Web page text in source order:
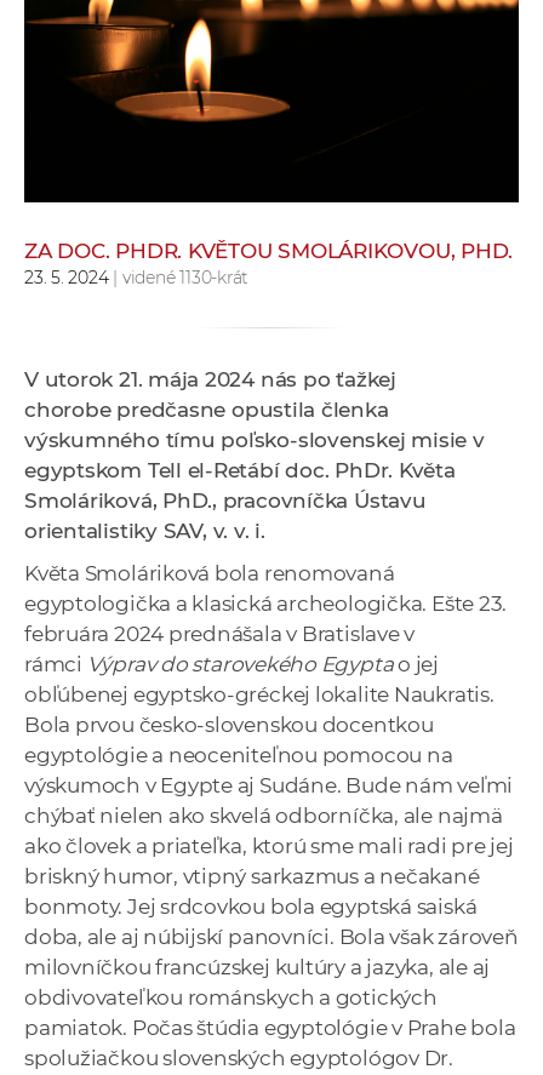
e
n
h
a
h
S
ZA DOC. PHDR. KVĚTOU SMOLÁRIKOVOU, PHD.
23. 5. 2024| videné 1130-krát
V utorok 21. mája 2024 nás po ťažkej
chorobepredčasne opustila členka
výskumného tímu poľsko-slovenskej misie v
egyptskom Tell el-Retábí doc. PhDr. Květa
Smoláriková, PhD., pracovníčka Ústavu
orientalistiky SAV, v. v. i.
Květa Smoláriková bola renomovaná
egyptologička a klasická archeologička. Ešte 23.
februára 2024 prednášala v Bratislave v
rámci Výprav do starovekého Egyptao jej
obľúbenej egyptsko-gréckej lokalite Naukratis.
Bola prvou česko-slovenskou docentkou
egyptológie a neoceniteľnou pomocou na
výskumoch v Egypte aj Sudáne. Bude nám veľmi
chýbať nielen ako skvelá odborníčka, ale najmä
ako človek a priateľka, ktorú sme mali radi pre jej
briskný humor, vtipný sarkazmus a nečakané
bonmoty. Jej srdcovkou bola egyptská saiská
doba, ale aj núbijskí panovníci. Bola však zároveň
milovníčkou francúzskej kultúry a jazyka, ale aj
obdivovateľkou románskych a gotických
pamiatok. Počas štúdia egyptológie v Prahe bola
spolužiačkou slovenských egyptológov Dr.